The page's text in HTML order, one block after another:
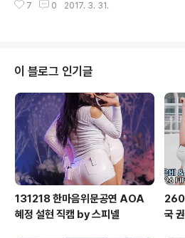
7 0 2017. 3. 31.
이 블로그 인기글
131218 한마음위문공연 AOA
혜정 설현 직캠 by 스피넬
국